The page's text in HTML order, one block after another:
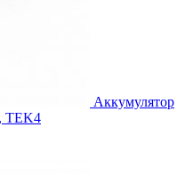
Аккумулятор
TEK4